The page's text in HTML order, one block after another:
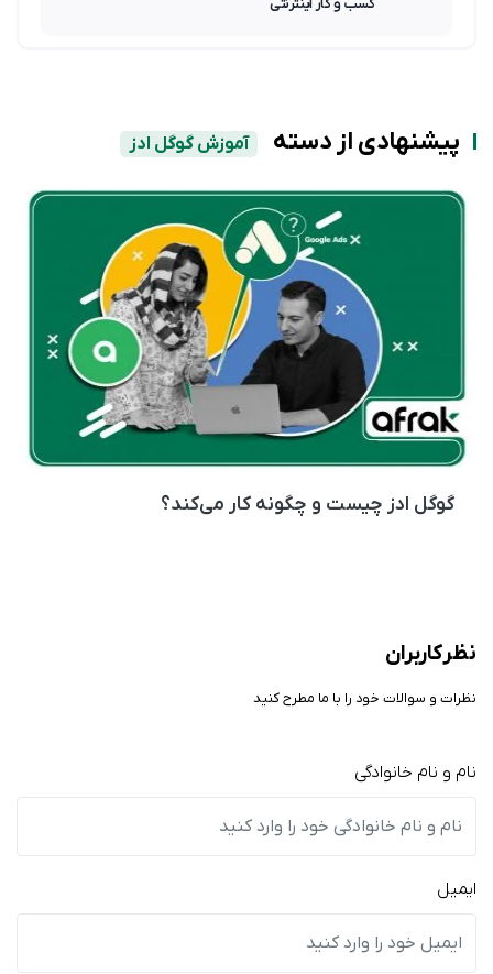
پیشنهادی از دسته آموزش گوگل ادز
گوگل ادز چیست و چگونه کار می‌کند؟
نظر کاربران
نظرات و سوالات خود را با ما مطرح کنید
نام و نام خانوادگی
ایمیل